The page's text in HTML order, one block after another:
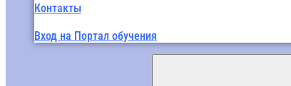
Контакты
Вход на Портал обучения